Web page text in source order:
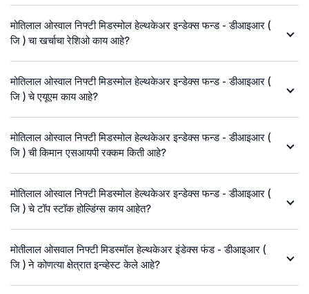
मोतिलाल ओस्वाल निफ्टी मिडस्मोल हेल्थकेअर इन्डेक्स फन्ड - डीआइआर (
जि ) चा खर्चाचा रेशिओ काय आहे?
मोतिलाल ओस्वाल निफ्टी मिडस्मोल हेल्थकेअर इन्डेक्स फन्ड - डीआइआर (
जि ) चे एयूएम काय आहे?
मोतिलाल ओस्वाल निफ्टी मिडस्मोल हेल्थकेअर इन्डेक्स फन्ड - डीआइआर (
जि ) ची किमान एसआयपी रक्कम किती आहे?
मोतिलाल ओस्वाल निफ्टी मिडस्मोल हेल्थकेअर इन्डेक्स फन्ड - डीआइआर (
जि ) चे टॉप स्टॉक होल्डिंग्स काय आहेत?
मोतीलाल ओसवाल निफ्टी मिडस्मॉल हेल्थकेअर इंडेक्स फंड - डीआइआर (
जि ) ने कोणत्या क्षेत्रात इन्व्हेस्ट केले आहे?